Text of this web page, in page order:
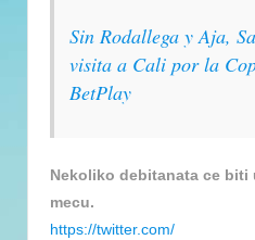
Sin Rodallega y Aja,
visita a Cali por la
BetPlay
Nekoliko debitanata ce biti
mecu.
https://twitter.com/